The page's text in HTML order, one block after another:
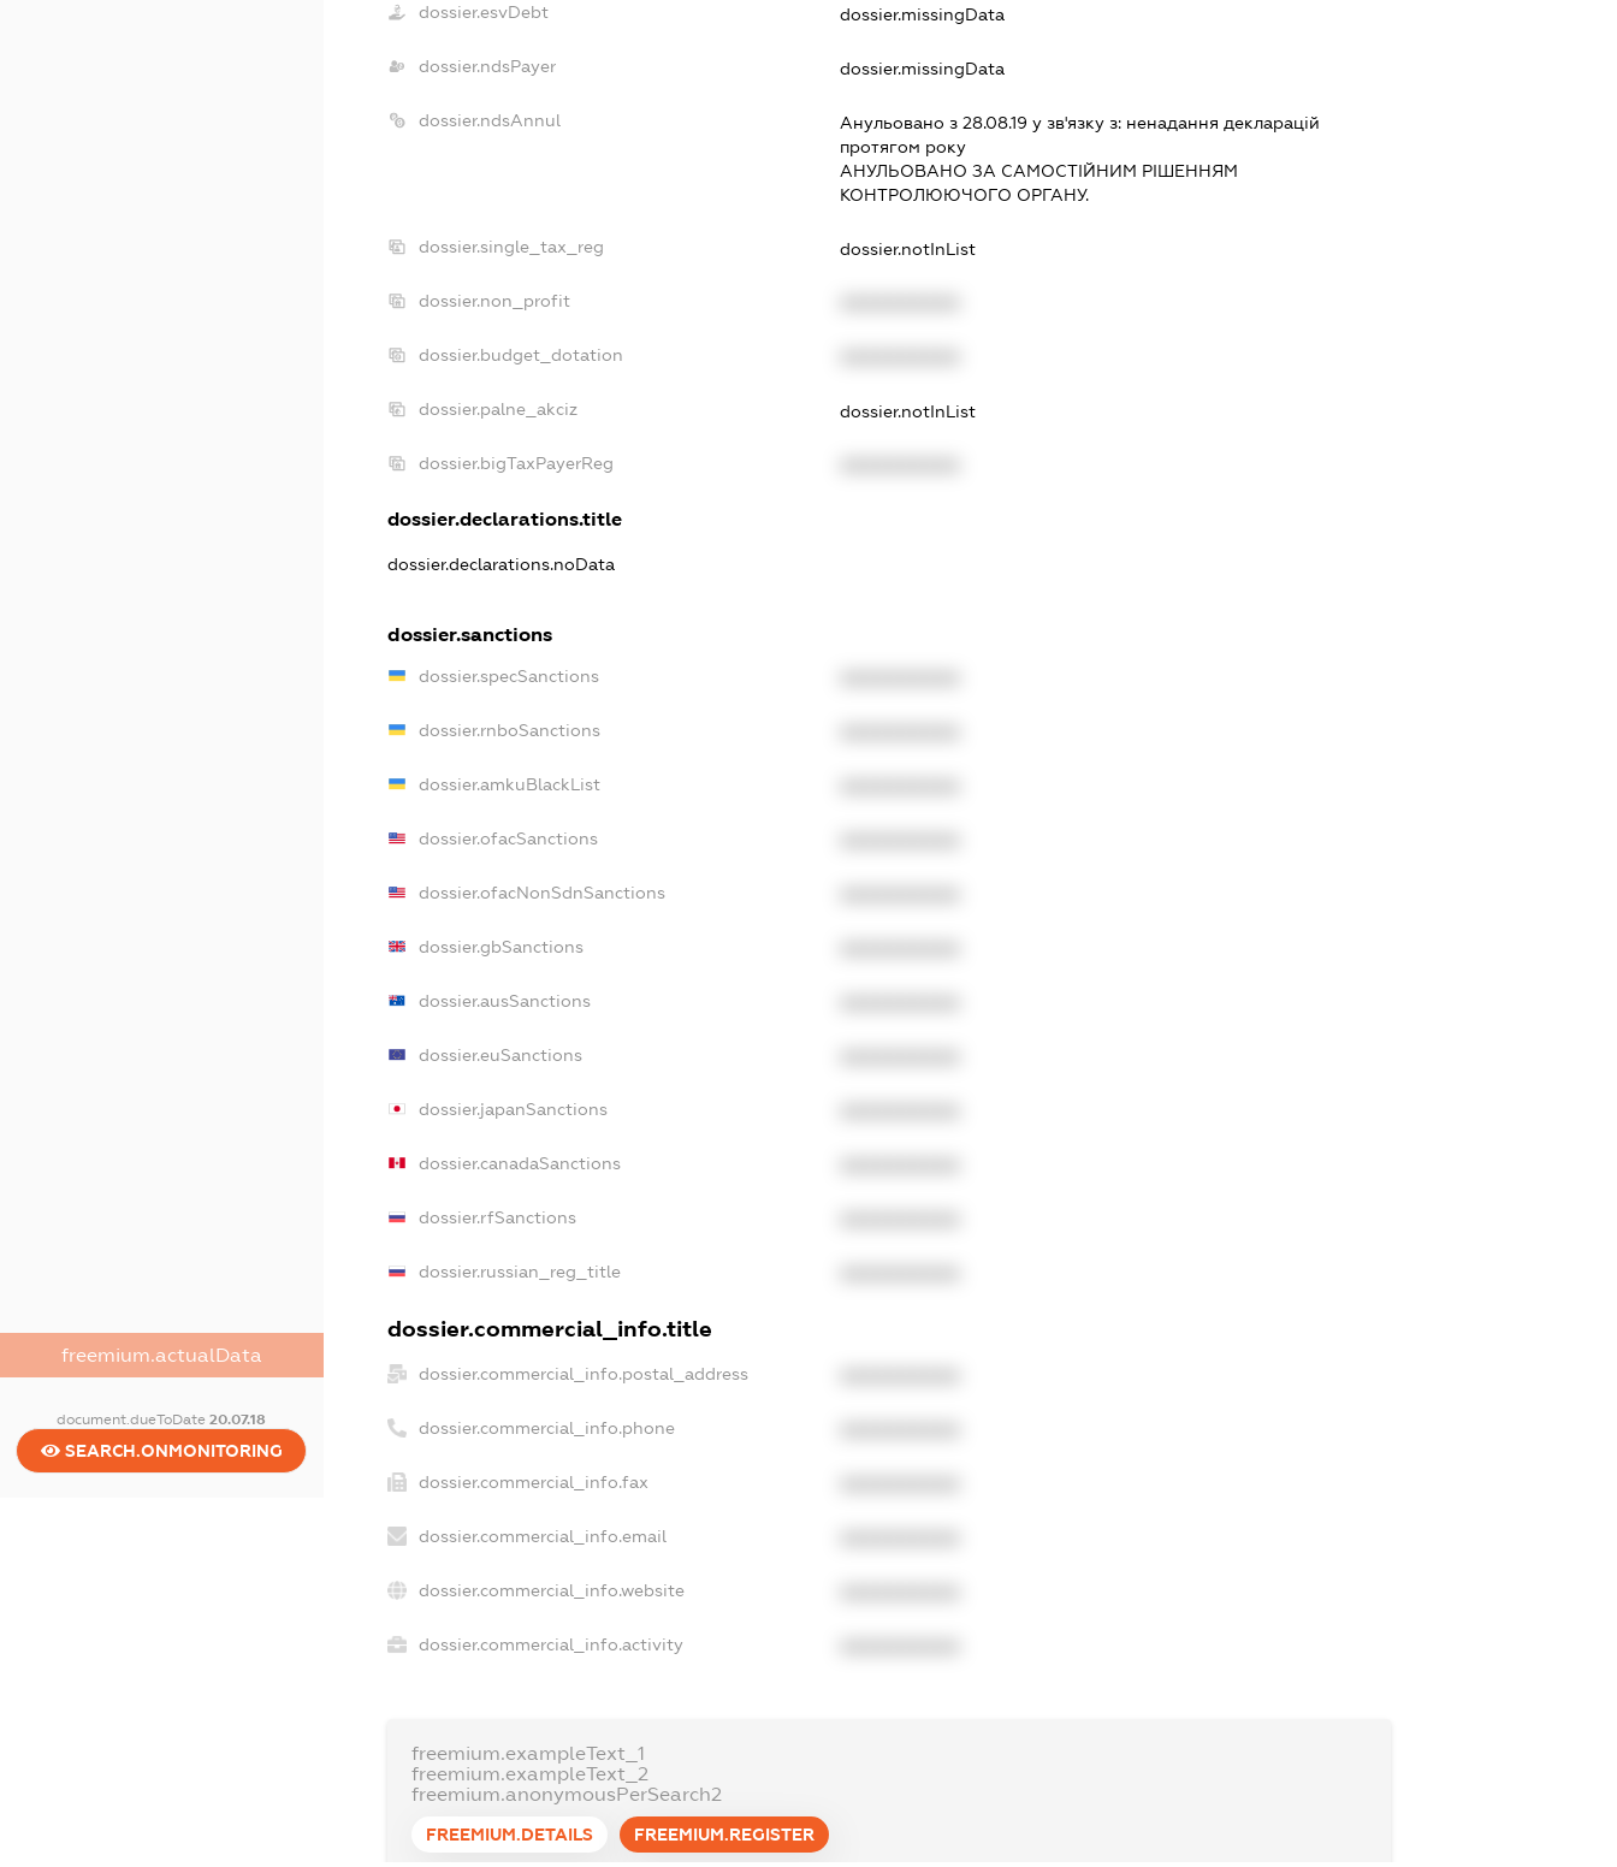
freemium.actualData
document.dueToDate20.07.18
SEARCH.ONMONITORING
dossier.esvDebt dossier.missingData
dossier.ndsPayer dossier.missingData
dossier.ndsAnnul Анульовано з 28.08.19 у зв'язку з: ненадання декларацiй
протягом року
АНУЛЬОВАНО ЗА САМОСТIЙНИМ РIШЕННЯМ
КОНТРОЛЮЮЧОГО ОРГАНУ.
dossier.single_tax_reg dossier.notInList
dossier.non_profit
dossier.budget_dotation
dossier.palne_akciz dossier.notInList
dossier.bigTaxPayerReg
dossier.declarations.title
dossier.declarations.noData
dossier.sanctions
dossier.specSanctions
dossier.rnboSanctions
dossier.amkuBlackList
dossier.ofacSanctions
dossier.ofacNonSdnSanctions
dossier.gbSanctions
dossier.ausSanctions
dossier.euSanctions
dossier.japanSanctions
dossier.canadaSanctions
dossier.rfSanctions
dossier.russian_reg_title
dossier.commercial_info.title
dossier.commercial_info.postal_address
dossier.commercial_info.phone
dossier.commercial_info.fax
dossier.commercial_info.email
dossier.commercial_info.website
dossier.commercial_info.activity
freemium.exampleText_1
freemium.exampleText_2
freemium.anonymousPerSearch2
FREEMIUM.DETAILS FREEMIUM.REGISTER